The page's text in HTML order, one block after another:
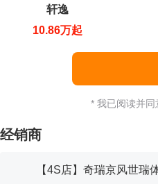
轩逸
10.86万起
* 我已阅读并同
经销商
【4S店】奇瑞京风世瑞